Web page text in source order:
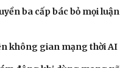
Câu chuyện thời sự